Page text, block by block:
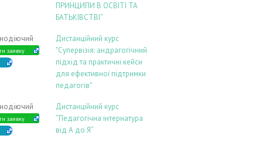
ПРИНЦИПИ В ОСВІТІ ТА
БАТЬКІВСТВІ”
заявку
Дистанційний курс
"Супервізія: андрагогічний
підхід та практичні кейси
для ефективної підтримки
педагогів"
заявку
Дистанційний курс
“Педагогічна інтернатура
від А до Я”